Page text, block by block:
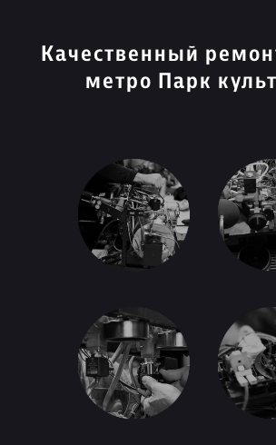
Качественный
метро Парк